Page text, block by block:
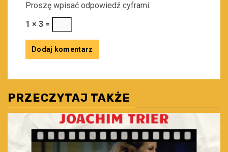
Proszę wpisać odpowiedź cyframi:
1 × 3 =
PRZECZYTAJ TAKŻE